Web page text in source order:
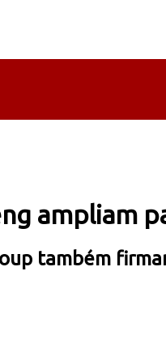
ampliam
também